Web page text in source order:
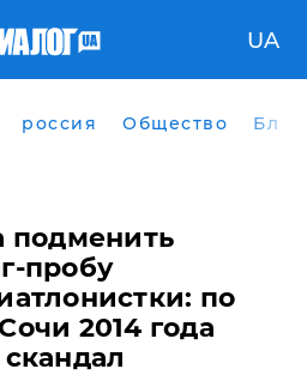
UA
россия Общество
подменить
пробу
по
2014 года